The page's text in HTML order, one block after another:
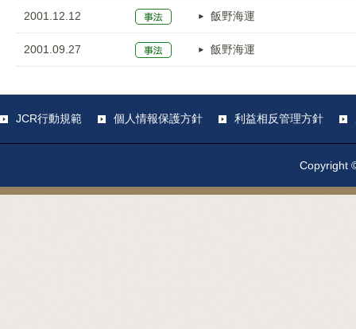
2001.12.12 飯野海運
2001.09.27 飯野海運
JCR行動規範 個人情報保護方針 利益相反管理方針
Copyright